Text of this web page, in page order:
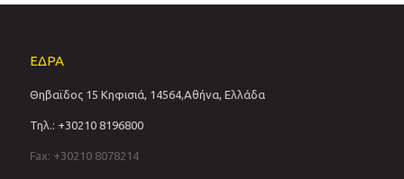
ΕΔΡΑ
Θηβαϊδος 15 Κηφισιά, 14564,Αθήνα, Ελλάδα
Τηλ.: +30210 8196800
Fax: +30210 8078214